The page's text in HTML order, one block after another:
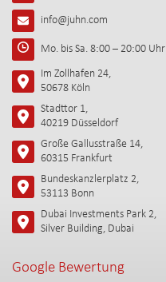
info@juhn.com
Mo. bis Sa. 8:00 – 20:00 Uhr
Im Zollhafen 24,
50678 Köln
Stadttor 1,
40219 Düsseldorf
Große Gallusstraße 14,
60315 Frankfurt
Bundeskanzlerplatz 2,
53113 Bonn
Dubai Investments Park 2,
Silver Building, Dubai
Google Bewertung